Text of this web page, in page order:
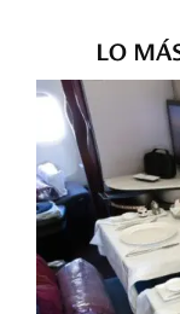
LO